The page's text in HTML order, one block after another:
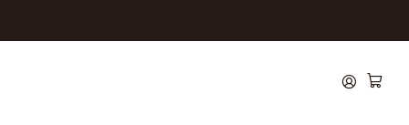
Rosados
de carga RGB